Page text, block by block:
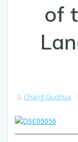
of
Chang Guohua